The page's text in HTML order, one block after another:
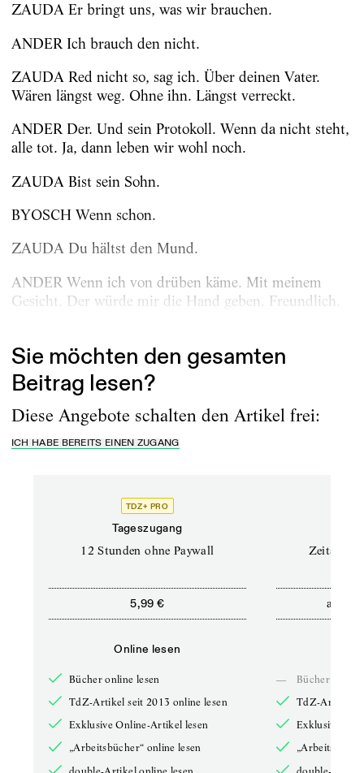
ZAUDA Er bringt uns, was wir brauchen.
ANDER Ich brauch den nicht.
ZAUDA Red nicht so, sag ich. Über deinen Vater.
Wären längst weg. Ohne ihn. Längst verreckt.
ANDER Der. Und sein Protokoll. Wenn da nicht steht,
alle tot. Ja, dann leben wir wohl noch.
ZAUDA Bist sein Sohn.
BYOSCH Wenn schon.
ZAUDA Du hältst den Mund.
ANDER Wenn ich von drüben käme. Mit meinem
Gesicht. Der würde mir die Hand geben. Freundlich.
Sie möchten den gesamten
Beitrag lesen?
Diese Angebote schalten den Artikel frei:
ICH HABE BEREITS EINEN ZUGANG
TDZ+ PRO
Tageszugang
12 Stunden ohne Paywall
5,99 €
Online lesen
Bücher online lesen
TdZ-Artikel seit 2013 online lesen
Exklusive Online-Artikel lesen
„Arbeitsbücher“ online lesen
ab
—
Bücher online
TdZ-Artikel
Exklusive